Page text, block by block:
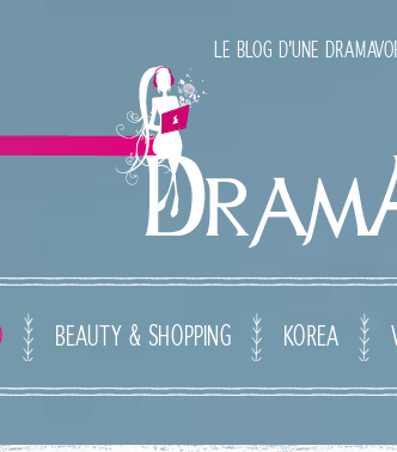
LE BLOG D'UNE
BEAUTY & SHOPPING KOREA